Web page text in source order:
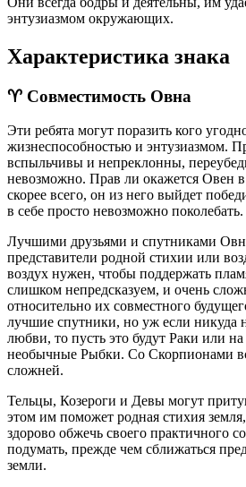
энтузиазмом окружающих.
Характеристика знака
♈ Совместимость Овна
Эти ребята могут поразить кого
жизнеспособностью и энтузиазмом.
вспыльчивы и непреклонны,
невозможно. Прав ли окажется Овен
скорее всего, он из него выйдет
в себе просто невозможно поколебать.
Лучшими друзьями и спутниками
представители родной стихии или
воздух нужен, чтобы поддержать
слишком непредсказуем, и очень
относительно их совместного
лучшие спутники, но уж если никуда
любви, то пусть это будут Раки или
необычные Рыбки. Со Скорпионами
сложней.
Тельцы, Козероги и Девы могут
этом им поможет родная стихия
здорово обжечь своего практичного
подумать, прежде чем сближаться
земли.